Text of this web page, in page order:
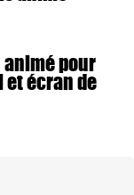
animé pour
écran de